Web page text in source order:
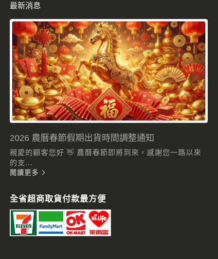
最新消息
2026 農曆春節假期出貨時間調整通知
親愛的顧客您好 👋 農曆春節即將到來，感謝您一路以來
的支...
閱讀更多
全省超商取貨付款最方便